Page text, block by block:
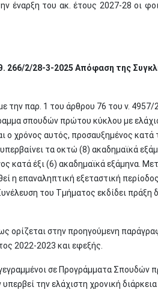
έναρξη του ακ. έτους 2027-28 οι
266/2/28-3-2025 Απόφαση της
την παρ. 1 του άρθρου 76 του ν.
σπουδών πρώτου κύκλου με
ο χρόνος αυτός, προσαυξημένος
τα οκτώ (8) ακαδημαϊκά
κατά έξι (6) ακαδημαϊκά εξάμηνα.
η επαναληπτική εξεταστική
του Τμήματος εκδίδει πράξη
ορίζεται στην προηγούμενη
2022-2023 και εφεξής.
σε Προγράμματα Σπουδών
υπερβεί την ελάχιστη χρονική